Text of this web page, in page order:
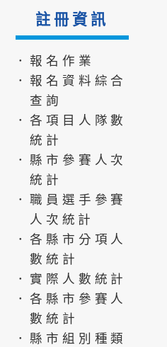
註冊資訊
．報名作業
．報名資料綜合
查詢
．各項目人隊數
統計
．縣市參賽人次
統計
．職員選手參賽
人次統計
．各縣市分項人
數統計
．實際人數統計
．各縣市參賽人
數統計
．縣市組別種類